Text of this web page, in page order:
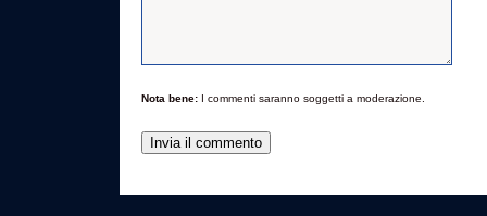
Nota bene: I commenti saranno soggetti a moderazione.